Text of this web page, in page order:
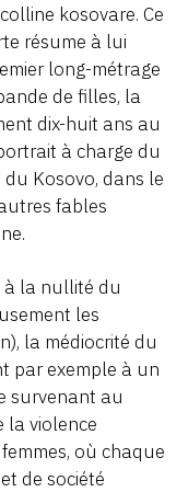
kosovare. Ce
résume à lui
long-métrage
de filles, la
dix-huit ans au
à charge du
Kosovo, dans le
fables
à la nullité du
les
la médiocrité du
par exemple à un
survenant au
la violence
où chaque
de société